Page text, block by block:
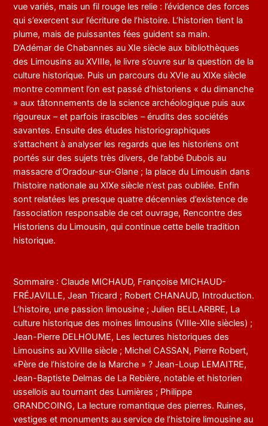
vue variés, mais un fil rouge les relie : l’évidence des forces
qui s’exercent sur l’écriture de l’histoire. L’historien tient la
plume, mais de puissantes fées guident sa main.
D’Adémar de Chabannes au XIe siècle aux bibliothèques
des Limousins au XVIIIe, le livre s’ouvre sur la question de la
culture historique. Puis un parcours du XVIe au XIXe siècle
montre comment l’on est passé d’historiens « du dimanche
» aux tâtonnements de la science archéologique puis aux
rigoureux – et parfois irascibles – érudits des sociétés
savantes. Ensuite des études historiographiques
s’attachent à analyser les regards que les historiens ont
portés sur des sujets très divers, de l’abbé Dubois au
massacre d’Oradour-sur-Glane ; la place du Limousin dans
l’histoire nationale au XIXe siècle n’est pas oubliée. Enfin
sont relatées les presque quatre décennies d’existence de
l’association responsable de cet ouvrage, Rencontre des
Historiens du Limousin, qui continue cette belle tradition
historique.
Sommaire : Claude MICHAUD, Françoise MICHAUD-
FRÉJAVILLE, Jean Tricard ; Robert CHANAUD, Introduction.
L’histoire, une passion limousine ; Julien BELLARBRE, La
culture historique des moines limousins (VIIIe-XIIe siècles) ;
Jean-Pierre DELHOUME, Les lectures historiques des
Limousins au XVIIIe siècle ; Michel CASSAN, Pierre Robert,
«Père de l’histoire de la Marche » ? Jean-Loup LEMAITRE,
Jean-Baptiste Delmas de La Rebière, notable et historien
ussellois au tournant des Lumières ; Philippe
GRANDCOING, La lecture romantique des pierres. Ruines,
vestiges et monuments au service de l’histoire limousine au